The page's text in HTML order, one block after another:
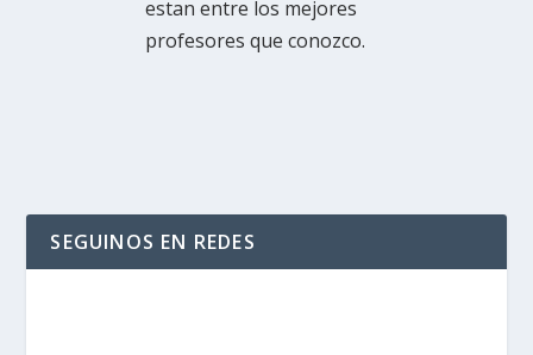
estan entre los mejores
profesores que conozco.
SEGUINOS EN REDES